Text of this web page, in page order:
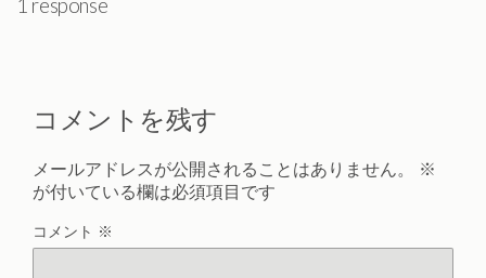
1 response
コメントを残す
メールアドレスが公開されることはありません。
※
が付いている欄は必須項目です
コメント ※